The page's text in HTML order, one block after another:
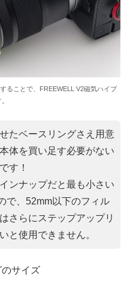
ることで、FREEWELL V2磁気ハイブ
たベースリングさえ用意
体を買い足す必要がない
す！
ンナップだと最も小さい
で、52mm以下のフィル
さらにステップアップリ
と使用できません。
サイズ